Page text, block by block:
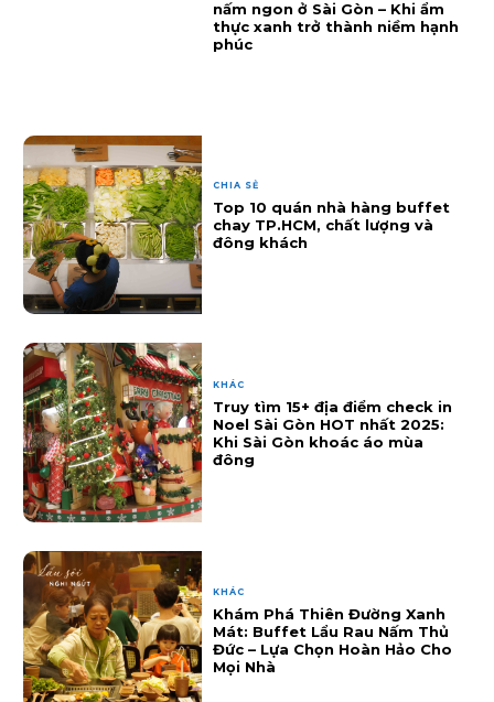
nấm ngon ở Sài Gòn – Khi ẩm
thực xanh trở thành niềm hạnh
phúc
CHIA SẺ
Top 10 quán nhà hàng buffet
chay TP.HCM, chất lượng và
đông khách
KHÁC
Truy tìm 15+ địa điểm check in
Noel Sài Gòn HOT nhất 2025:
Khi Sài Gòn khoác áo mùa
đông
KHÁC
Khám Phá Thiên Đường Xanh
Mát: Buffet Lẩu Rau Nấm Thủ
Đức – Lựa Chọn Hoàn Hảo Cho
Mọi Nhà